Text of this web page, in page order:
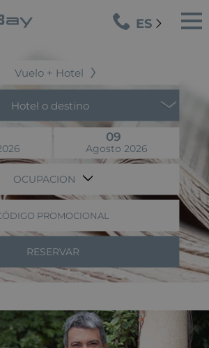
ES
Vuelo + Hotel
Hotel o destino
09
Agosto 2026
OCUPACION
PROMOCIONAL
RESERVAR